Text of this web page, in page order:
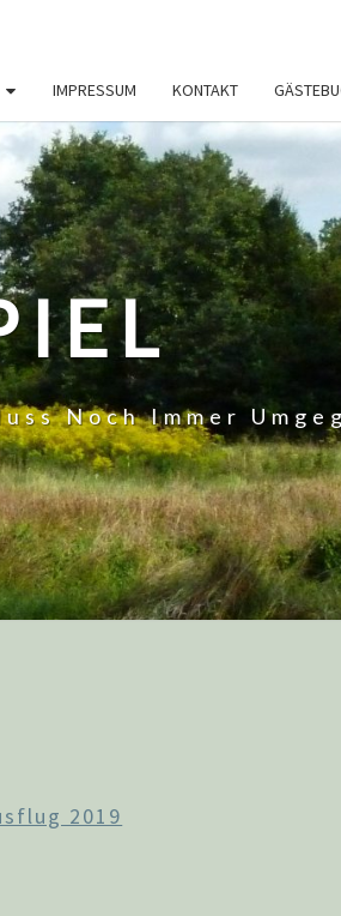
IMPRESSUM KONTAKT
Noch Immer
2019